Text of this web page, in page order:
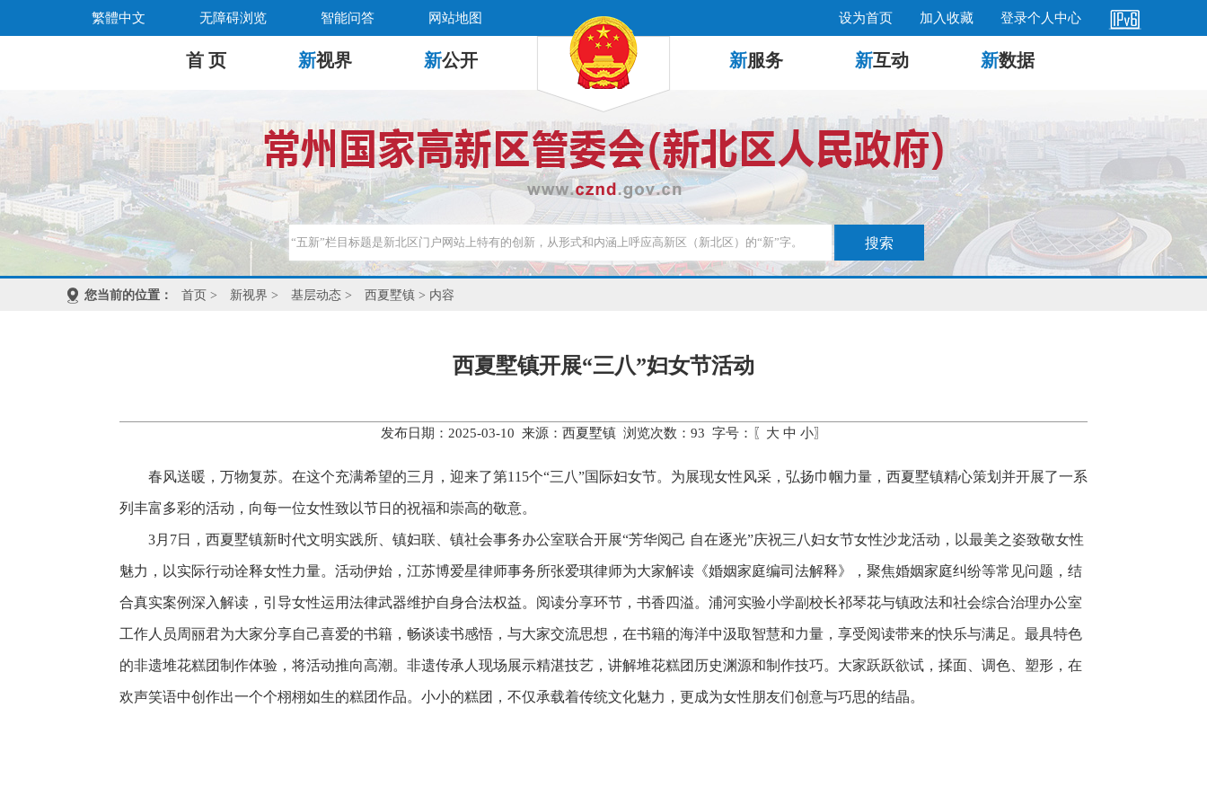
繁體中文 无障碍浏览 智能问答 网站地图 设为首页 加入收藏 登录个人中心
首 页 新视界 新公开 新服务 新互动 新数据
您当前的位置： 首页 > 新视界 > 基层动态 > 西夏墅镇 > 内容
西夏墅镇开展“三八”妇女节活动
发布日期：2025-03-10 来源：西夏墅镇 浏览次数： 93 字号：〖 大 中 小〗
春风送暖，万物复苏。在这个充满希望的三月，迎来了第115个“三八”国际妇女节。为展现女性风采，弘扬巾帼力量，西夏墅镇精心策划并开展了一系
列丰富多彩的活动，向每一位女性致以节日的祝福和崇高的敬意。
3月7日，西夏墅镇新时代文明实践所、镇妇联、镇社会事务办公室联合开展“芳华阅己 自在逐光”庆祝三八妇女节女性沙龙活动，以最美之姿致敬女性
魅力，以实际行动诠释女性力量。活动伊始，江苏博爱星律师事务所张爱琪律师为大家解读《婚姻家庭编司法解释》，聚焦婚姻家庭纠纷等常见问题，结
合真实案例深入解读，引导女性运用法律武器维护自身合法权益。阅读分享环节，书香四溢。浦河实验小学副校长祁琴花与镇政法和社会综合治理办公室
工作人员周丽君为大家分享自己喜爱的书籍，畅谈读书感悟，与大家交流思想，在书籍的海洋中汲取智慧和力量，享受阅读带来的快乐与满足。最具特色
的非遗堆花糕团制作体验，将活动推向高潮。非遗传承人现场展示精湛技艺，讲解堆花糕团历史渊源和制作技巧。大家跃跃欲试，揉面、调色、塑形，在
欢声笑语中创作出一个个栩栩如生的糕团作品。小小的糕团，不仅承载着传统文化魅力，更成为女性朋友们创意与巧思的结晶。